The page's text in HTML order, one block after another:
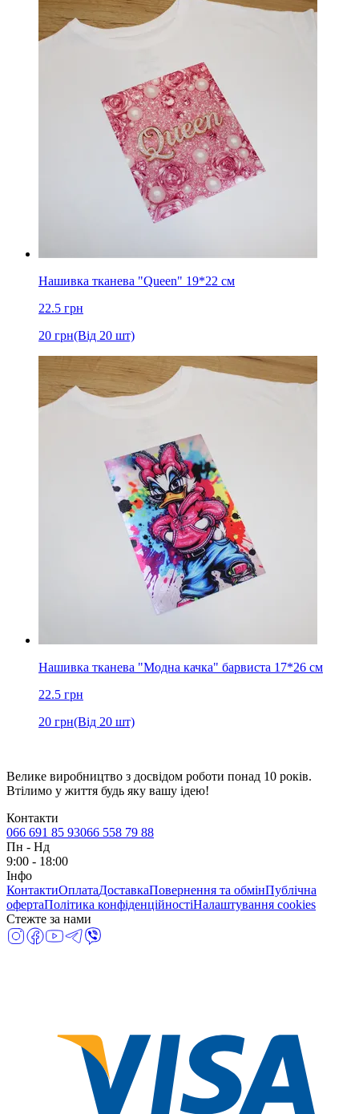
Нашивка тканева "Queen" 19*22 см
22.5 грн
20 грн(Від 20 шт)
Нашивка тканева "Модна качка" барвиста 17*26 см
22.5 грн
20 грн(Від 20 шт)
Велике виробництво з досвідом роботи понад 10 років.
Втілимо у життя будь яку вашу ідею!
Контакти
066 691 85 93066 558 79 88
Пн - Нд
9:00 - 18:00
Інфо
КонтактиОплатаДоставкаПовернення та обмінПублічна
офертаПолітика конфіденційностіНалаштування cookies
Стежте за нами